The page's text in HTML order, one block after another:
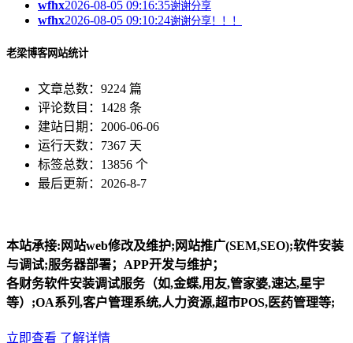
wfhx2026-08-05 09:16:35谢谢分享
wfhx2026-08-05 09:10:24谢谢分享！！！
老梁博客网站统计
文章总数：9224 篇
评论数目：1428 条
建站日期：2006-06-06
运行天数：7367 天
标签总数：13856 个
最后更新：2026-8-7
本站承接:网站web修改及维护;网站推广(SEM,SEO);软件安装
与调试;服务器部署；APP开发与维护；
各财务软件安装调试服务（如,金蝶,用友,管家婆,速达,星宇
等）;OA系列,客户管理系统,人力资源,超市POS,医药管理等;
立即查看 了解详情